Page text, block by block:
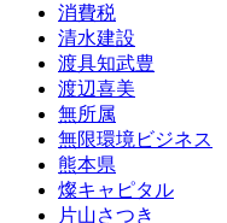
消費税
清水建設
渡具知武豊
渡辺喜美
無所属
無限環境ビジネス
熊本県
燦キャピタル
片山さつき